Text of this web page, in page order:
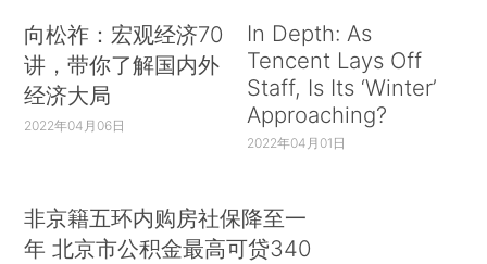
向松祚：宏观经济70
讲，带你了解国内外
经济大局
2022年04月06日
In Depth: As
Tencent Lays Off
Staff, Is Its ‘Winter’
Approaching?
2022年04月01日
非京籍五环内购房社保降至一
年 北京市公积金最高可贷340